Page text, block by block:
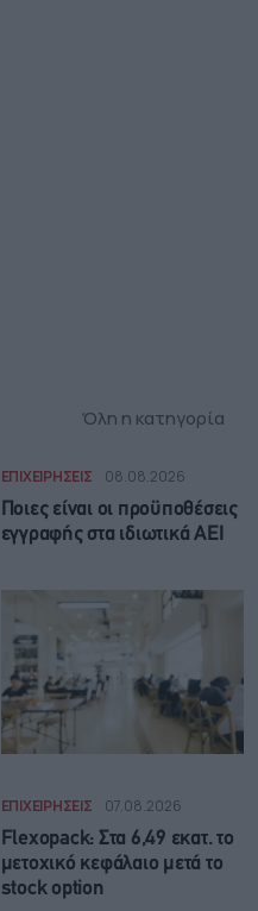
Όλη η κατηγορία
ΕΠΙΧΕΙΡΗΣΕΙΣ 08.08.2026
Ποιες είναι οι προϋποθέσεις
εγγραφής στα ιδιωτικά ΑΕΙ
ΕΠΙΧΕΙΡΗΣΕΙΣ 07.08.2026
Flexopack: Στα 6,49 εκατ. το
μετοχικό κεφάλαιο μετά το
stock option